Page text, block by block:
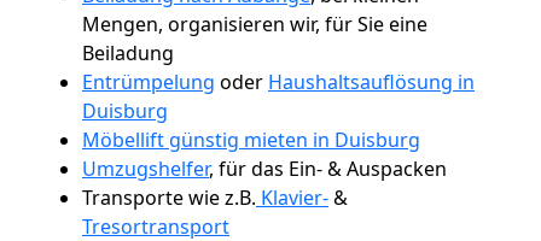
Mengen, organisieren wir, für Sie eine
Beiladung
Entrümpelung oder Haushaltsauflösung in
Duisburg
Möbellift günstig mieten in Duisburg
Umzugshelfer, für das Ein- & Auspacken
Transporte wie z.B. Klavier-&
Tresortransport